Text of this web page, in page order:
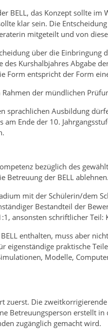
BELL, das Konzept sollte im
klar sein. Die
mitgeteilt und von
über die Einbringung
Kurshalbjahres Abgabe
Form entspricht der Form
der mündlichen
sprachlichen Ausbildung
am Ende der 10.
bezüglich des
Betreuung der BELL ablehnen.
mit der Schülerin/dem
Bestandteil der
ansonsten schriftlicher Teil:
enthalten, muss aber
eigenständige praktische
Modelle,
zuerst. Die
Betreuungsperson erstellt in
zugänglich gemacht wird.